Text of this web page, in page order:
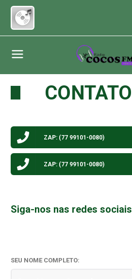
CONTATO
ZAP: (77 99101-0080)
ZAP: (77 99101-0080)
Siga-nos nas redes sociais
SEU NOME COMPLETO: